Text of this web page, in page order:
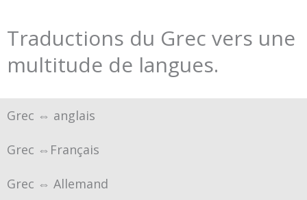
Traductions du Grec vers une
multitude de langues.
Grec ⇔ anglais
Grec ⇔Français
Grec ⇔ Allemand